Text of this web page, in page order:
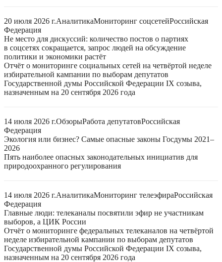
20 июля 2026 г.АналитикаМониторинг соцсетейРоссийская
Федерация
Не место для дискуссий: количество постов о партиях
в соцсетях сокращается, запрос людей на обсуждение
политики и экономики растёт
Отчёт о мониторинге социальных сетей на четвёртой неделе
избирательной кампании по выборам депутатов
Государственной думы Российской Федерации IX созыва,
назначенным на 20 сентября 2026 года
14 июля 2026 г.ОбзорыРабота депутатовРоссийская
Федерация
Экология или бизнес? Самые опасные законы Госдумы 2021–
2026
Пять наиболее опасных законодательных инициатив для
природоохранного регулирования
14 июля 2026 г.АналитикаМониторинг телеэфираРоссийская
Федерация
Главные люди: телеканалы посвятили эфир не участникам
выборов, а ЦИК России
Отчёт о мониторинге федеральных телеканалов на четвёртой
неделе избирательной кампании по выборам депутатов
Государственной думы Российской Федерации IX созыва,
назначенным на 20 сентября 2026 года